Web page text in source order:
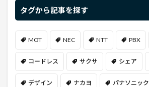
タグから記事を探す
MOT NEC NTT PBX
コードレス サクサ シェア
デザイン ナカヨ パナソニック